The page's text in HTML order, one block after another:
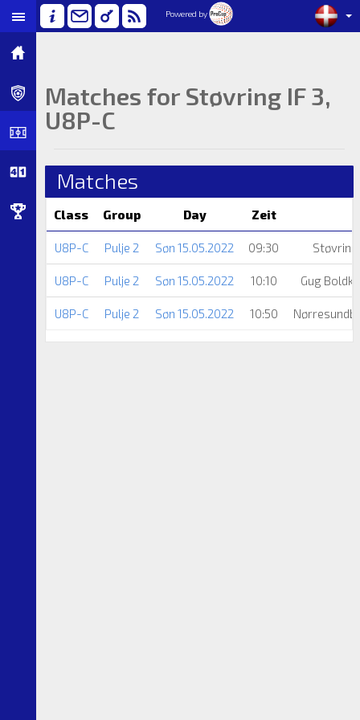
Powered by
Matches for Støvring IF 3,
U8P-C
Matches
Class Group Day Zeit
U8P-C Pulje 2 Søn 15.05.2022 09:30 Støvring
U8P-C Pulje 2 Søn 15.05.2022 10:10 Gug
U8P-C Pulje 2 Søn 15.05.2022 10:50